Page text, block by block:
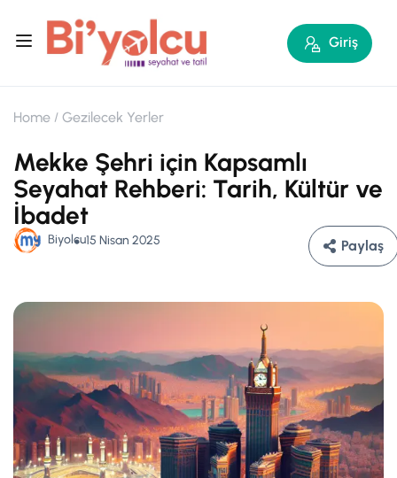
Giriş
Home Gezilecek Yerler
Mekke Şehri için Kapsamlı
Seyahat Rehberi: Tarih, Kültür ve
İbadet
Biyolcu15 Nisan 2025 Paylaş